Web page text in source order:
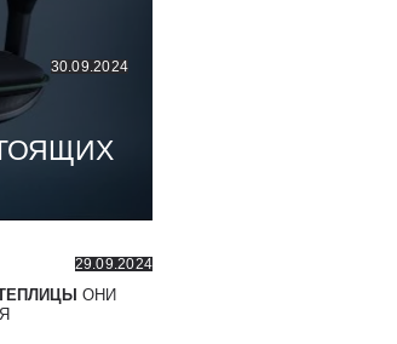
30.09.2024
29.09.2024
ОНИ